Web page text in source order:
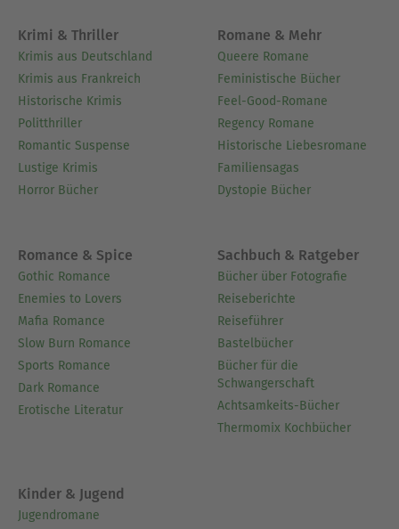
Krimi & Thriller
Krimis aus Deutschland
Krimis aus Frankreich
Historische Krimis
Politthriller
Romantic Suspense
Lustige Krimis
Horror Bücher
Romane & Mehr
Queere Romane
Feministische Bücher
Feel-Good-Romane
Regency Romane
Historische Liebesromane
Familiensagas
Dystopie Bücher
Romance & Spice
Gothic Romance
Enemies to Lovers
Mafia Romance
Slow Burn Romance
Sports Romance
Dark Romance
Erotische Literatur
Sachbuch & Ratgeber
Bücher über Fotografie
Reiseberichte
Reiseführer
Bastelbücher
Bücher für die
Schwangerschaft
Achtsamkeits-Bücher
Thermomix Kochbücher
Kinder & Jugend
Jugendromane